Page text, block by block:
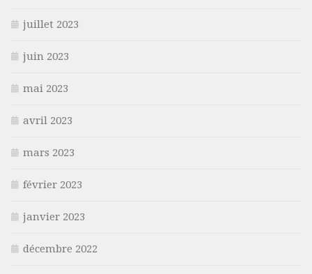
juillet 2023
juin 2023
mai 2023
avril 2023
mars 2023
février 2023
janvier 2023
décembre 2022